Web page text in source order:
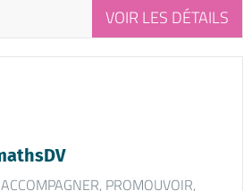
VOIR LES DÉTAILS
PROMOUVOIR,